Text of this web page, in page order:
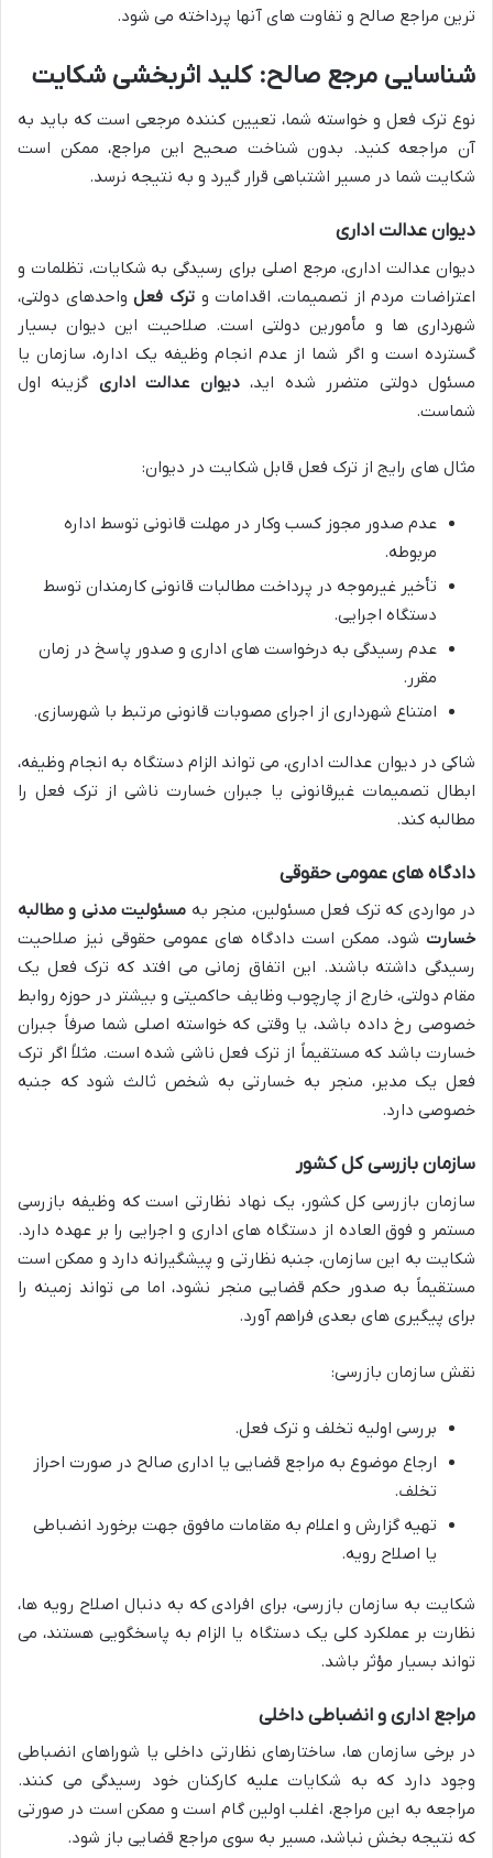
ترین مراجع صالح و تفاوت های آنها پرداخته می شود.
شناسایی مرجع صالح: کلید اثربخشی شکایت
نوع ترک فعل و خواسته شما، تعیین کننده مرجعی است که باید به
آن مراجعه کنید. بدون شناخت صحیح این مراجع، ممکن است
شکایت شما در مسیر اشتباهی قرار گیرد و به نتیجه نرسد.
دیوان عدالت اداری
دیوان عدالت اداری، مرجع اصلی برای رسیدگی به شکایات، تظلمات و
اعتراضات مردم از تصمیمات، اقدامات و ترک فعلواحدهای دولتی،
شهرداری ها و مأمورین دولتی است. صلاحیت این دیوان بسیار
گسترده است و اگر شما از عدم انجام وظیفه یک اداره، سازمان یا
مسئول دولتی متضرر شده اید،دیوان عدالت اداری گزینه اول
شماست.
مثال های رایج از ترک فعل قابل شکایت در دیوان:
عدم صدور مجوز کسب وکار در مهلت قانونی توسط اداره
مربوطه.
تأخیر غیرموجه در پرداخت مطالبات قانونی کارمندان توسط
دستگاه اجرایی.
عدم رسیدگی به درخواست های اداری و صدور پاسخ در زمان
مقرر.
امتناع شهرداری از اجرای مصوبات قانونی مرتبط با شهرسازی.
شاکی در دیوان عدالت اداری، می تواند الزام دستگاه به انجام وظیفه،
ابطال تصمیمات غیرقانونی یا جبران خسارت ناشی از ترک فعل را
مطالبه کند.
دادگاه های عمومی حقوقی
در مواردی که ترک فعل مسئولین، منجر به مسئولیت مدنی و مطالبه
خسارت شود، ممکن است دادگاه های عمومی حقوقی نیز صلاحیت
رسیدگی داشته باشند. این اتفاق زمانی می افتد که ترک فعل یک
مقام دولتی، خارج از چارچوب وظایف حاکمیتی و بیشتر در حوزه روابط
خصوصی رخ داده باشد، یا وقتی که خواسته اصلی شما صرفاً جبران
خسارت باشد که مستقیماً از ترک فعل ناشی شده است. مثلاً اگر ترک
فعل یک مدیر، منجر به خسارتی به شخص ثالث شود که جنبه
خصوصی دارد.
سازمان بازرسی کل کشور
سازمان بازرسی کل کشور، یک نهاد نظارتی است که وظیفه بازرسی
مستمر و فوق العاده از دستگاه های اداری و اجرایی را بر عهده دارد.
شکایت به این سازمان، جنبه نظارتی و پیشگیرانه دارد و ممکن است
مستقیماً به صدور حکم قضایی منجر نشود، اما می تواند زمینه را
برای پیگیری های بعدی فراهم آورد.
نقش سازمان بازرسی:
بررسی اولیه تخلف و ترک فعل.
ارجاع موضوع به مراجع قضایی یا اداری صالح در صورت احراز
تخلف.
تهیه گزارش و اعلام به مقامات مافوق جهت برخورد انضباطی
یا اصلاح رویه.
شکایت به سازمان بازرسی، برای افرادی که به دنبال اصلاح رویه ها،
نظارت بر عملکرد کلی یک دستگاه یا الزام به پاسخگویی هستند، می
تواند بسیار مؤثر باشد.
مراجع اداری و انضباطی داخلی
در برخی سازمان ها، ساختارهای نظارتی داخلی یا شوراهای انضباطی
وجود دارد که به شکایات علیه کارکنان خود رسیدگی می کنند.
مراجعه به این مراجع، اغلب اولین گام است و ممکن است در صورتی
که نتیجه بخش نباشد، مسیر به سوی مراجع قضایی باز شود.